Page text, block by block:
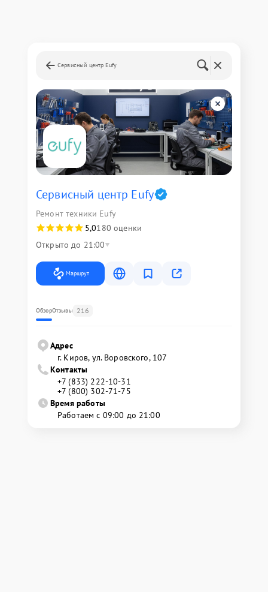
Сервисный центр Eufy
Сервисный центр Eufy
Ремонт техники Eufy
5,0180 оценки
Открыто до 21:00
Маршрут
ОбзорОтзывы 216
Адрес
г. Киров, ул. Воровского, 107
Контакты
+7 (833) 222-10-31
+7 (800) 302-71-75
Время работы
Работаем с 09:00 до 21:00